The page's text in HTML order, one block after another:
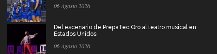
06 Agosto 2026
Del escenario de PrepaTec Qro al teatro musical en
Estados Unidos
06 Agosto 2026